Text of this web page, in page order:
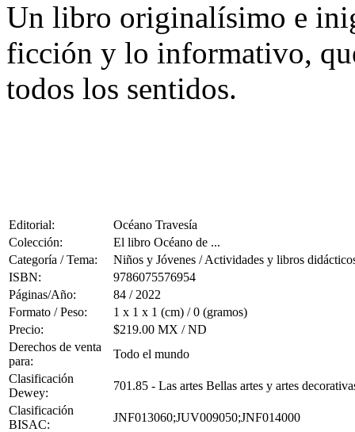
Un libro originalísimo e
ficción y lo informativo,
todos los sentidos.
Editorial:
Océano Travesía
Colección:
El libro Océano de ...
Categoría / Tema:
Niños y Jóvenes / Actividades y libros
ISBN:
9786075576954
Páginas/Año:
84 / 2022
Formato / Peso:
1 x 1 x 1 (cm) / 0 (gramos)
Precio:
$219.00 MX / ND
Derechos de venta
para:
Todo el mundo
Clasificación
Dewey:
701.85 - Las artes Bellas artes y artes
Clasificación
BISAC:
JNF013060;JUV009050;JNF014000